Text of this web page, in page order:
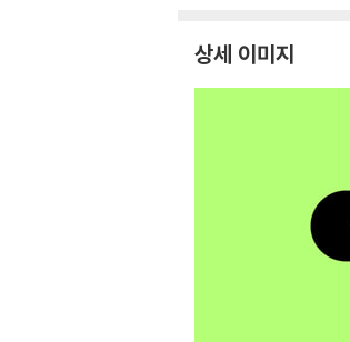
상세 이미지